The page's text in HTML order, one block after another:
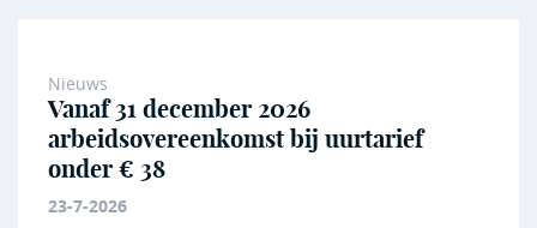
Nieuws
Vanaf 31 december 2026
arbeidsovereenkomst bij uurtarief
onder € 38
23-7-2026